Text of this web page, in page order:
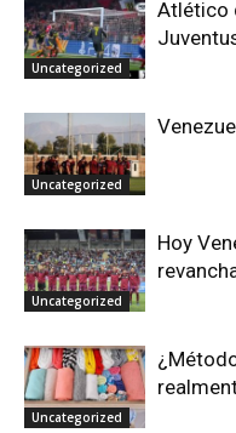
Uncategorized
Atlético
Uncategorized
Uncategorized
Hoy
Uncategorized